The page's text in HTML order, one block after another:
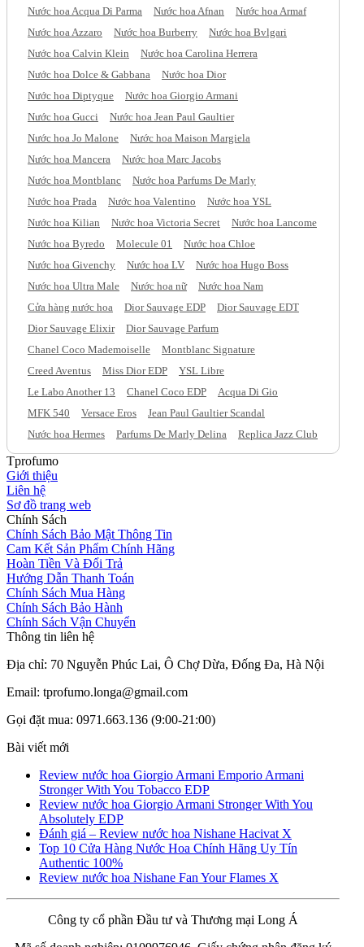
Nước hoa Acqua Di Parma
Nước hoa Afnan
Nước hoa Armaf
Nước hoa Azzaro
Nước hoa Burberry
Nước hoa Bvlgari
Nước hoa Calvin Klein
Nước hoa Carolina Herrera
Nước hoa Dolce & Gabbana
Nước hoa Dior
Nước hoa Diptyque
Nước hoa Giorgio Armani
Nước hoa Gucci
Nước hoa Jean Paul Gaultier
Nước hoa Jo Malone
Nước hoa Maison Margiela
Nước hoa Mancera
Nước hoa Marc Jacobs
Nước hoa Montblanc
Nước hoa Parfums De Marly
Nước hoa Prada
Nước hoa Valentino
Nước hoa YSL
Nước hoa Kilian
Nước hoa Victoria Secret
Nước hoa Lancome
Nước hoa Byredo
Molecule 01
Nước hoa Chloe
Nước hoa Givenchy
Nước hoa LV
Nước hoa Hugo Boss
Nước hoa Ultra Male
Nước hoa nữ
Nước hoa Nam
Cửa hàng nước hoa
Dior Sauvage EDP
Dior Sauvage EDT
Dior Sauvage Elixir
Dior Sauvage Parfum
Chanel Coco Mademoiselle
Montblanc Signature
Creed Aventus
Miss Dior EDP
YSL Libre
Le Labo Another 13
Chanel Coco EDP
Acqua Di Gio
MFK 540
Versace Eros
Jean Paul Gaultier Scandal
Nước hoa Hermes
Parfums De Marly Delina Replica Jazz Club
Tprofumo
Giới thiệu
Liên hệ
Sơ đồ trang web
Chính Sách
Chính Sách Bảo Mật Thông Tin
Cam Kết Sản Phẩm Chính Hãng
Hoàn Tiền Và Đổi Trả
Hướng Dẫn Thanh Toán
Chính Sách Mua Hàng
Chính Sách Bảo Hành
Chính Sách Vận Chuyển
Thông tin liên hệ
Địa chỉ: 70 Nguyễn Phúc Lai, Ô Chợ Dừa, Đống Đa, Hà Nội
Email: tprofumo.longa@gmail.com
Gọi đặt mua: 0971.663.136 (9:00-21:00)
Bài viết mới
Review nước hoa Giorgio Armani Emporio Armani
Stronger With You Tobacco EDP
Review nước hoa Giorgio Armani Stronger With You
Absolutely EDP
Đánh giá – Review nước hoa Nishane Hacivat X
Top 10 Cửa Hàng Nước Hoa Chính Hãng Uy Tín
Authentic 100%
Review nước hoa Nishane Fan Your Flames X
Công ty cổ phần Đầu tư và Thương mại Long Á